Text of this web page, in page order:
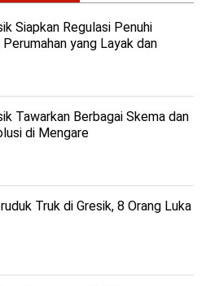
Siapkan Regulasi Penuhi
yang Layak dan
Tawarkan Berbagai Skema dan
di Mengare
Truk di Gresik, 8 Orang Luka